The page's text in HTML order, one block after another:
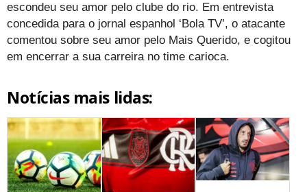
escondeu seu amor pelo clube do rio. Em entrevista
concedida para o jornal espanhol ‘Bola TV’, o atacante
comentou sobre seu amor pelo Mais Querido, e cogitou
em encerrar a sua carreira no time carioca.
Notícias mais lidas: